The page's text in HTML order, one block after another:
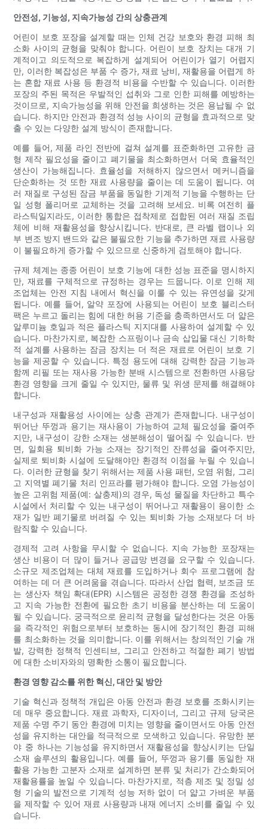
안전성, 기능성, 지속가능성 간의 상충관계
어린이 보호 포장을 설계할 때는 인체 건강 보호와 환경 피해 최
소화 사이의 균형을 맞춰야 합니다. 어린이 보호 장치는 대개 기
계적이고 의도적으로 복잡하게 설계되어 어린이가 열기 어렵지
만, 이러한 복잡성은 부품 수 증가, 재료 낭비, 재활용을 어렵게 하
는 혼합 재료 사용 등 환경적 비용을 수반할 수 있습니다. 이러한
포장의 주된 목적은 우발적인 섭취와 그로 인한 피해를 예방하는
것이므로, 지속가능성을 위해 안전을 희생하는 것은 용납될 수 없
습니다. 하지만 안전과 환경적 성능 사이의 균형을 효과적으로 맞
출 수 있는 다양한 설계 방식이 존재합니다.
예를 들어, 제품 라인 전반에 걸쳐 설계를 표준화하면 고유한 금
형 제작 필요성을 줄이고 폐기물을 최소화하면서 더욱 효율적인
생산이 가능해집니다. 효율성을 저해하지 않으면서 메커니즘을
단순화하는 것 또한 재료 사용량을 줄이는 데 도움이 됩니다. 여
러 재질로 구성된 잠금 부품을 동일한 기계적 기능을 수행하는 단
일 성형 폴리머로 교체하는 것을 고려해 보세요. 비록 여전히 플
라스틱일지라도, 이러한 통합은 접착제로 접합된 여러 재질 조립
체에 비해 재활용성을 향상시킵니다. 반대로, 큰 라벨 랩이나 외
부 변조 방지 밴드와 같은 불필요한 기능을 추가하면 재료 사용량
이 불필요하게 증가할 수 있으므로 신중하게 검토해야 합니다.
규제 체계는 종종 어린이 보호 기능에 대한 성능 표준을 명시하지
만, 재료를 구체적으로 규정하는 경우는 드뭅니다. 이로 인해 제
조업체는 안전 지침 내에서 혁신을 이룰 수 있는 유연성을 갖게
됩니다. 예를 들어, 알약 포장에 사용되는 어린이 보호 블리스터
팩은 누르고 돌리는 힘에 대한 허용 기준을 충족하면서도 더 얇은
알루미늄 호일과 적은 플라스틱 지지대를 사용하여 설계할 수 있
습니다. 마찬가지로, 복잡한 스프링이나 금속 삽입물 대신 기하학
적 설계를 사용하는 잠금 장치는 더 적은 재료로 어린이 보호 기
능을 제공할 수 있습니다. 특정 용도에 대해 강력한 잠금 기능과
함께 리필 또는 재사용 가능한 분배 시스템으로 전환하면 사용당
환경 영향을 크게 줄일 수 있지만, 물류 및 위생 문제를 해결해야
합니다.
내구성과 재활용성 사이에는 상충 관계가 존재합니다. 내구성이
뛰어난 뚜껑과 용기는 재사용이 가능하여 교체 필요성을 줄여주
지만, 내구성이 강한 소재는 생분해성이 떨어질 수 있습니다. 반
면, 일회용 퇴비화 가능 소재는 장기적인 잔류성을 줄여주지만,
실제로 퇴비화 시설에 도달해야만 환경적 이점을 누릴 수 있습니
다. 이러한 균형을 찾기 위해서는 제품 사용 패턴, 오염 위험, 그리
고 지역별 폐기물 처리 인프라를 평가해야 합니다. 오염 가능성이
높은 고위험 제품(예: 살충제)의 경우, 독성 물질을 차단하고 특수
시설에서 처리할 수 있는 내구성이 뛰어나고 재활용이 용이한 소
재가 일반 폐기물로 버려질 수 있는 퇴비화 가능 소재보다 더 바
람직할 수 있습니다.
경제적 고려 사항을 무시할 수 없습니다. 지속 가능한 포장재는
생산 비용이 더 많이 들거나 공급망 변경을 요구할 수 있습니다.
소규모 제조업체는 대체 재료를 도입하거나 회수 프로그램에 참
여하는 데 더 큰 어려움을 겪습니다. 따라서 산업 협력, 보조금 또
는 생산자 책임 확대(EPR) 시스템은 공정한 경쟁 환경을 조성하
고 지속 가능한 전환에 필요한 초기 비용을 분산하는 데 도움이
될 수 있습니다. 궁극적으로 윤리적 균형을 달성한다는 것은 아동
을 즉각적인 위험으로부터 보호하는 동시에 장기적인 환경 피해
를 최소화하는 것을 의미합니다. 이를 위해서는 창의적인 기술 개
발, 강력한 정책적 인센티브, 그리고 안전하고 적절한 폐기 방법
에 대한 소비자와의 명확한 소통이 필요합니다.
환경 영향 감소를 위한 혁신, 대안 및 방안
기술 혁신과 정책적 개입은 아동 안전과 환경 보호를 조화시키는
데 매우 중요합니다. 재료 과학자, 디자이너, 그리고 규제 당국은
제품 수명 주기 동안 환경에 미치는 영향을 줄이면서도 아동 안전
성을 유지하는 대안을 적극적으로 모색하고 있습니다. 유망한 분
야 중 하나는 기능성을 유지하면서 재활용성을 향상시키는 단일
소재 솔루션의 활용입니다. 예를 들어, 뚜껑과 용기를 동일한 재
활용 가능한 고분자 소재로 설계하면 분류 및 처리가 간소화되어
재활용률을 높일 수 있습니다. 마찬가지로, 적층 제조 및 정밀 성
형 기술의 발전으로 기계적 성능 저하 없이 더 얇고 가벼운 부품
을 제작할 수 있어 재료 사용량과 내재 에너지 소비를 줄일 수 있
습니다.